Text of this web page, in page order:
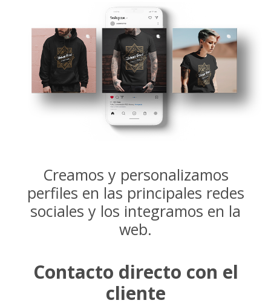
Creamos y personalizamos
perfiles en las principales redes
sociales y los integramos en la
web.
Contacto directo con el
cliente